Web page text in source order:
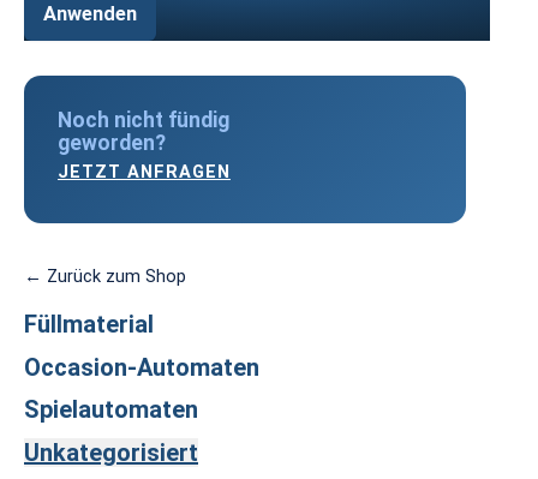
e
o
Anwenden
Noch nicht fündig
geworden?
JETZT ANFRAGEN
← Zurück zum Shop
Füllmaterial
Occasion-Automaten
Spielautomaten
Unkategorisiert